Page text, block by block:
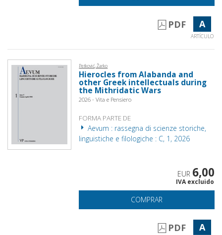
PDF A
ARTÍCULO
Petković, Žarko
Hierocles from Alabanda and
other Greek intellectuals during
the Mithridatic Wars
2026 - Vita e Pensiero
FORMA PARTE DE
Aevum : rassegna di scienze storiche,
linguistiche e filologiche : C, 1, 2026
EUR 6,00
IVA excluido
COMPRAR
PDF A